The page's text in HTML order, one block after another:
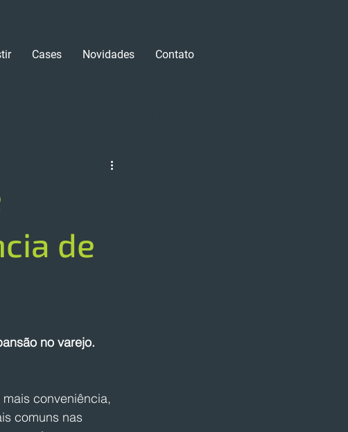
Cases Novidades Contato
de
no varejo.
conveniência,
comuns nas